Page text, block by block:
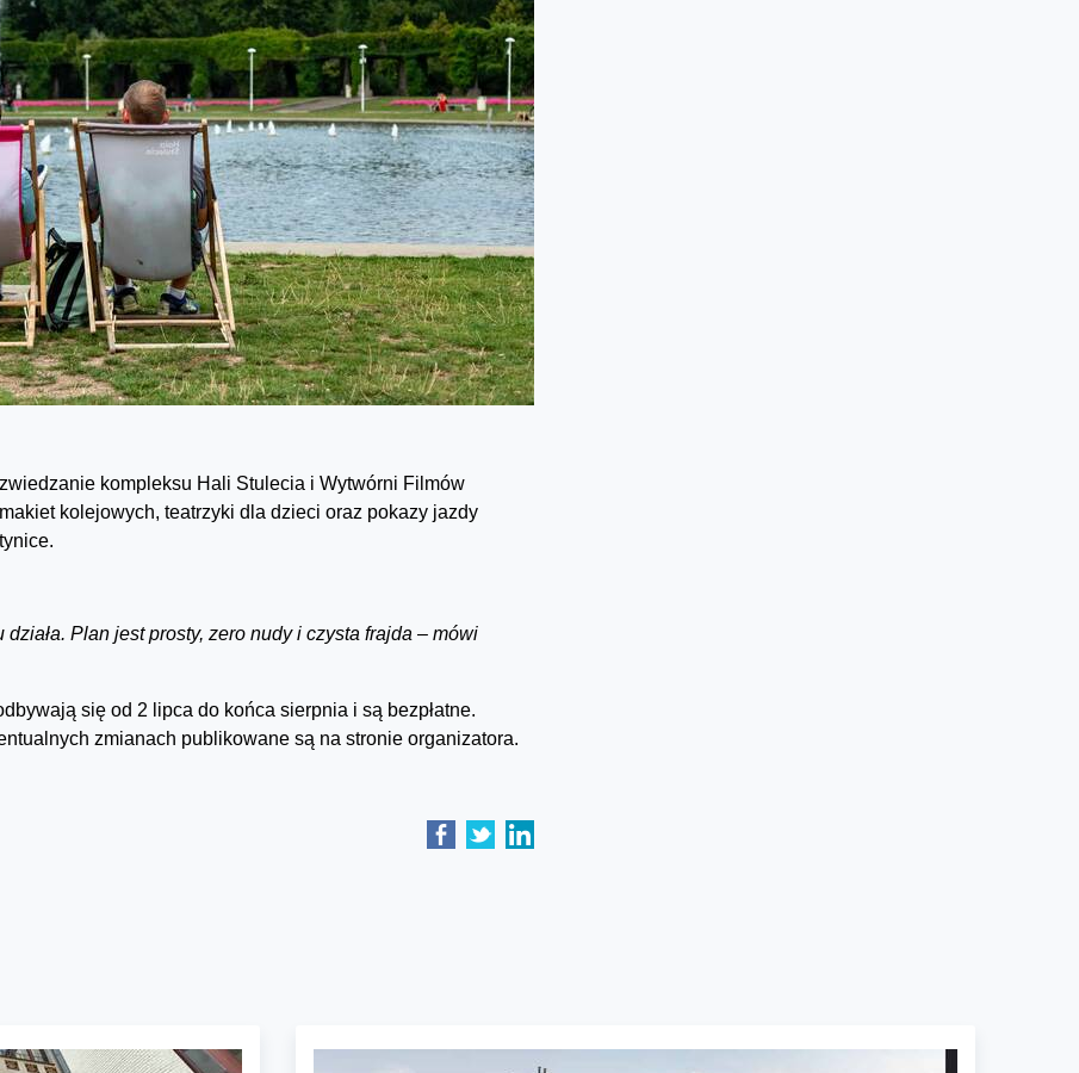
kompleksu Hali Stulecia i Wytwórni Filmów
kolejowych, teatrzyki dla dzieci oraz pokazy jazdy
Plan jest prosty, zero nudy i czysta frajda – mówi
się od 2 lipca do końca sierpnia i są bezpłatne.
zmianach publikowane są na stronie organizatora.